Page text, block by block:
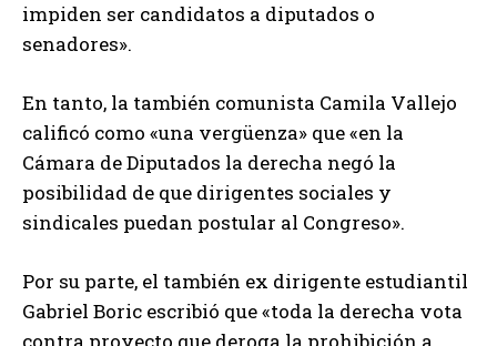
impiden ser candidatos a diputados o
senadores».
En tanto, la también comunista Camila Vallejo
calificó como «una vergüenza» que «en la
Cámara de Diputados la derecha negó la
posibilidad de que dirigentes sociales y
sindicales puedan postular al Congreso».
Por su parte, el también ex dirigente estudiantil
Gabriel Boric escribió que «toda la derecha vota